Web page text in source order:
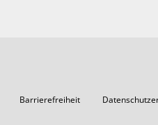
Barrierefreiheit